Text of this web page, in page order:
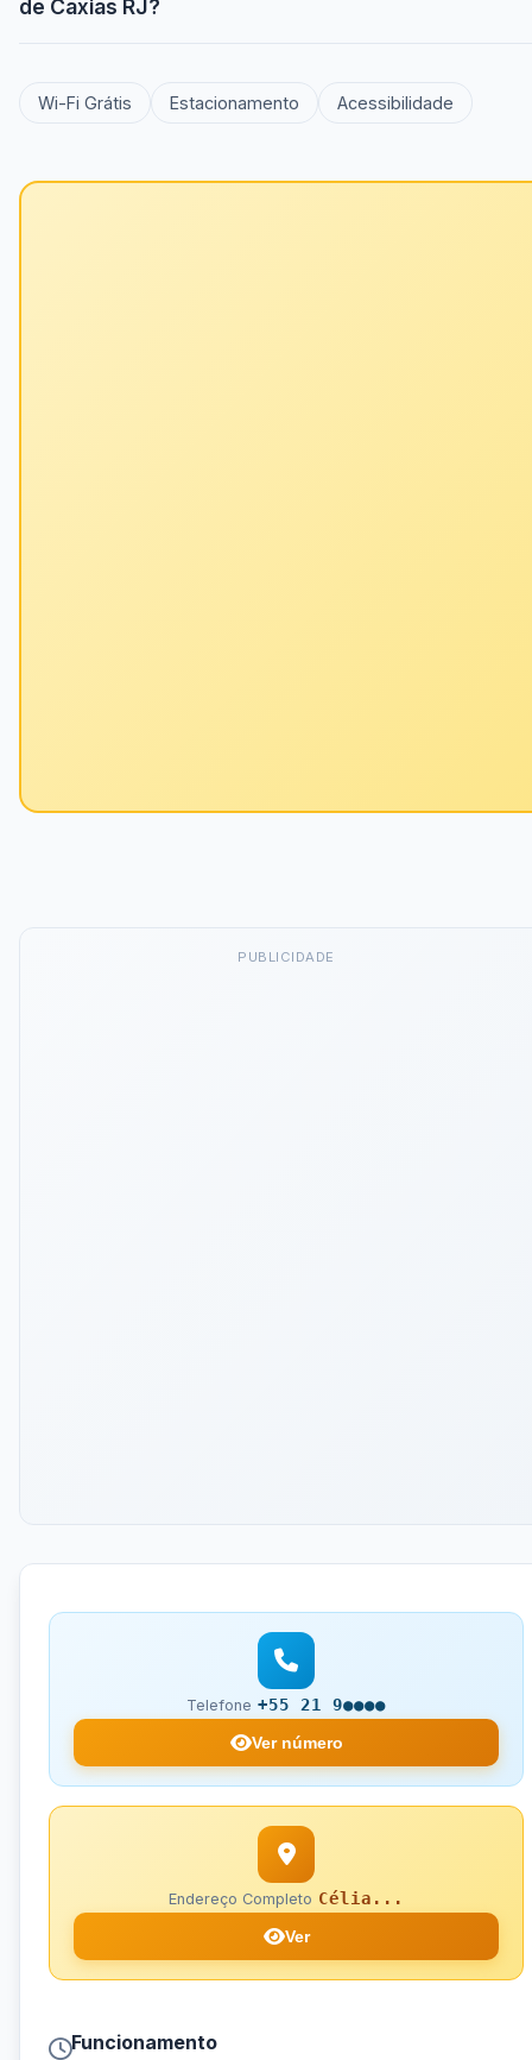
de Caxias RJ?
Wi-Fi Grátis Estacionamento Acessibilidade
PUBLICIDADE
Telefone +55 21 9●●●●
Ver número
Endereço Completo Célia...
Ver
Funcionamento